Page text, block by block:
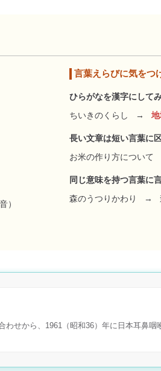
）
言葉えらびに気をつ
ひらがなを漢字にして
ちいきのくらし
→
長い文章は短い言葉に
お米の作り方について
同じ意味を持つ言葉に
森のうつりかわり
→
わせから、1961（昭和36）年に日本耳鼻